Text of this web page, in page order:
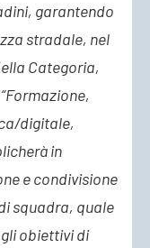
garantendo
stradale, nel
Categoria,
digitale,
in
e condivisione
squadra, quale
obiettivi di